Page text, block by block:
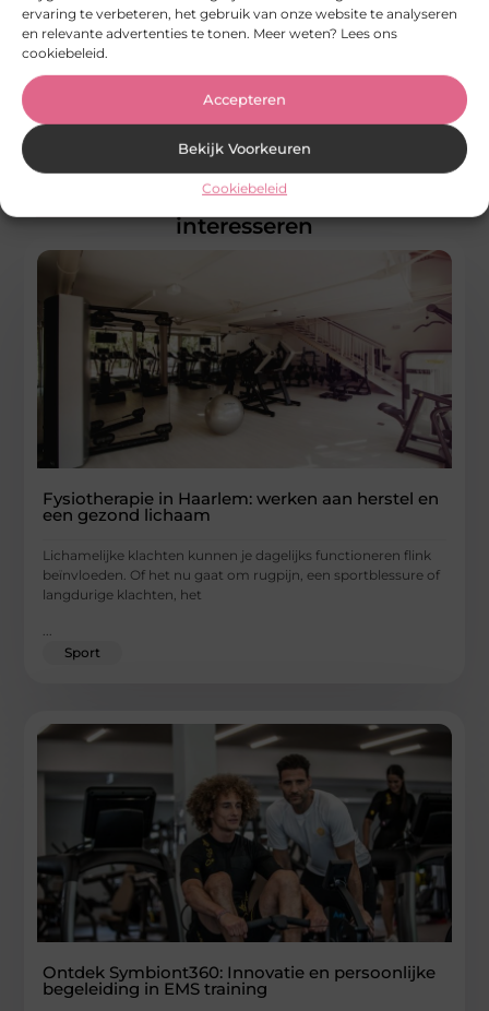
ervaring te verbeteren, het gebruik van onze website te analyseren
en relevante advertenties te tonen. Meer weten? Lees ons
cookiebeleid.
Accepteren
Bekijk Voorkeuren
Cookiebeleid
actieve bloggemeenschap. Schrijf je nu in!
Gerelateerde artikelendie u mogelijk
interesseren
Fysiotherapie in Haarlem: werken aan herstel en
een gezond lichaam
Lichamelijke klachten kunnen je dagelijks functioneren flink
beïnvloeden. Of het nu gaat om rugpijn, een sportblessure of
langdurige klachten, het
Sport
Ontdek Symbiont360: Innovatie en persoonlijke
begeleiding in EMS training